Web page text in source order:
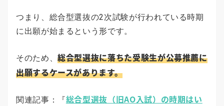
つまり、総合型選抜の2次試験が行われている時期
に出願が始まるという形です。
そのため、総合型選抜に落ちた受験生が公募推薦に
出願するケースがあります。
関連記事：『総合型選抜（旧AO入試）の時期はい